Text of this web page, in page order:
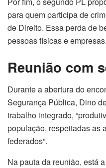
para quem participa de
de Direito. Essa perda de
pessoas físicas e empresas.
Reunião com
Durante a abertura do
Segurança Pública, Dino
trabalho integrado,
população, respeitadas as
federados”.
Na pauta da reunião, está